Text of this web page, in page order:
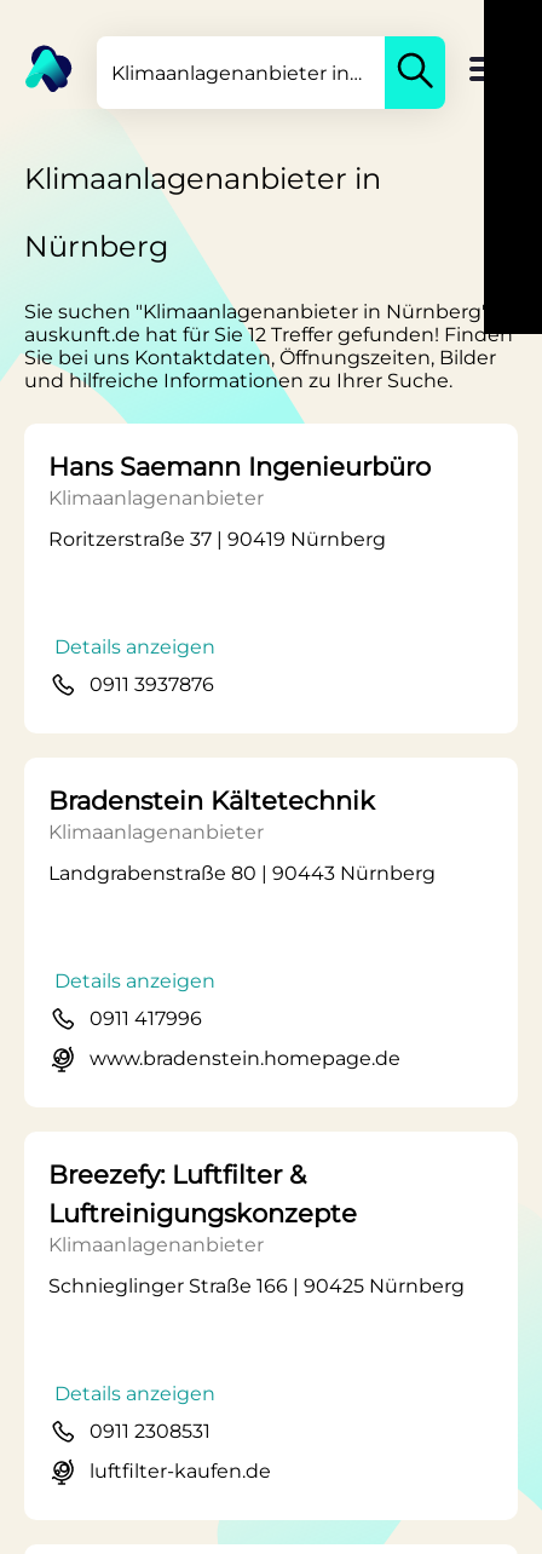
Klimaanlagenanbieter in
Nürnberg
Sie suchen "Klimaanlagenanbieter in Nürnberg"?
auskunft.de hat für Sie 12 Treffer gefunden! Finden
Sie bei uns Kontaktdaten, Öffnungszeiten, Bilder
und hilfreiche Informationen zu Ihrer Suche.
Hans Saemann Ingenieurbüro
Klimaanlagenanbieter
Roritzerstraße 37 | 90419 Nürnberg
Details anzeigen
0911 3937876
Bradenstein Kältetechnik
Klimaanlagenanbieter
Landgrabenstraße 80 | 90443 Nürnberg
Details anzeigen
0911 417996
www.bradenstein.homepage.de
Breezefy: Luftfilter &
Luftreinigungskonzepte
Klimaanlagenanbieter
Schnieglinger Straße 166 | 90425 Nürnberg
Details anzeigen
0911 2308531
luftfilter-kaufen.de